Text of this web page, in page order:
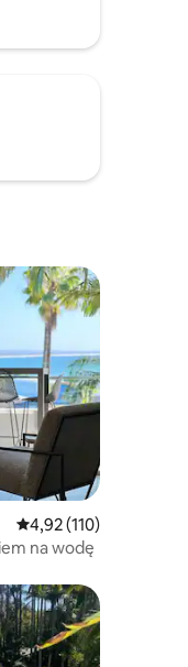
Średnia ocena: 4,92
4,92 (110)
na wodę